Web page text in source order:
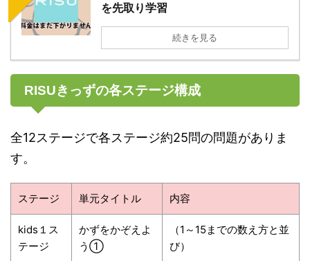
を先取り学習
続きを見る
RISUきっずの各ステージ構成
全12ステージで各ステージ約25問の問題がありま
す。
ステージ 単元タイトル 内容
kids１ス
テージ
かずをかぞえよ
う①
（1～15までの数え方と並
び）